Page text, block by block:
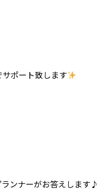
ポート致します
ンナーがお答えします♪